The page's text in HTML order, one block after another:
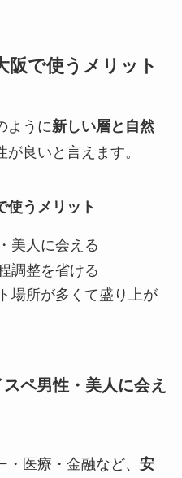
阪で使うメリット
ように新しい層と自然
が良いと言えます。
使うメリット
美人に会える
調整を省ける
場所が多くて盛り上が
ペ男性・美人に会え
医療・金融など、 安